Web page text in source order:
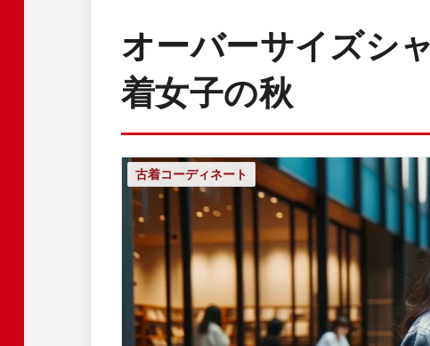
オーバーサイズシ
着女子の秋
古着コーディネート